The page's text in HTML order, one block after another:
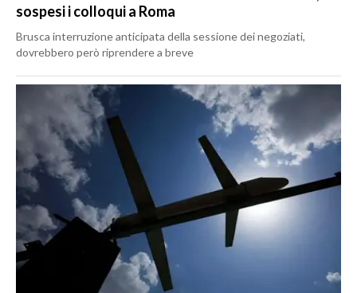
sospesi i colloqui a Roma
Brusca interruzione anticipata della sessione dei negoziati,
dovrebbero però riprendere a breve